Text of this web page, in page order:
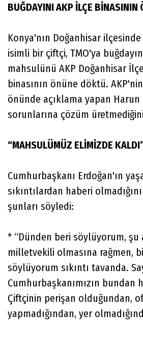
BUĞDAYINI AKP İLÇE BİNASININ
Konya'nın Doğanhisar
isimli bir çiftçi, TMO'ya
mahsulünü AKP Doğanhisar
binasının önüne döktü.
önünde açıklama yapan
sorunlarına çözüm
“MAHSULÜMÜZ ELİMİZDE
Cumhurbaşkanı Erdoğan'ın
sıkıntılardan haberi
şunları söyledi:
* “Dünden beri söylüyorum, şu
milletvekili olmasına rağmen,
söylüyorum sıkıntı tavanda.
Cumhurbaşkanımızın bundan
Çiftçinin perişan olduğundan,
yapmadığından, yer